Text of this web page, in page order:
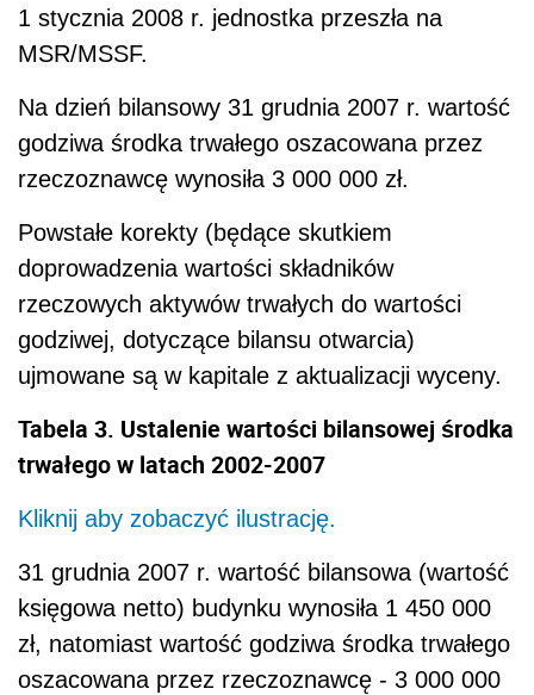
1 stycznia 2008 r. jednostka przeszła na
MSR/MSSF.
Na dzień bilansowy 31 grudnia 2007 r. wartość
godziwa środka trwałego oszacowana przez
rzeczoznawcę wynosiła 3 000 000 zł.
Powstałe korekty (będące skutkiem
doprowadzenia wartości składników
rzeczowych aktywów trwałych do wartości
godziwej, dotyczące bilansu otwarcia)
ujmowane są w kapitale z aktualizacji wyceny.
Tabela 3. Ustalenie wartości bilansowej środka
trwałego w latach 2002-2007
Kliknij aby zobaczyć ilustrację.
31 grudnia 2007 r. wartość bilansowa (wartość
księgowa netto) budynku wynosiła 1 450 000
zł, natomiast wartość godziwa środka trwałego
oszacowana przez rzeczoznawcę - 3 000 000